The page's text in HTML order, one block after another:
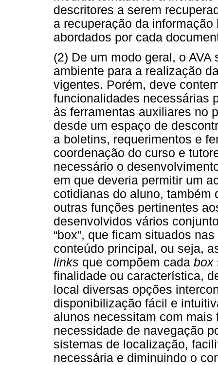
descritores a serem
a recuperação da
abordados por cada
(2) De um modo geral, o
ambiente para a realização
vigentes. Porém, deve
funcionalidades necessárias
às ferramentas auxiliares no
desde um espaço de
a boletins, requerimentos e
coordenação do curso e
necessário o
em que deveria permitir um
cotidianas do aluno, também
outras funções pertinentes
desenvolvidos vários
“box”, que ficam situados
conteúdo principal, ou seja,
links que compõem cada box
finalidade ou característica,
local diversas opções
disponibilização fácil e
alunos necessitam com
necessidade de navegação
sistemas de localização,
necessária e diminuindo o